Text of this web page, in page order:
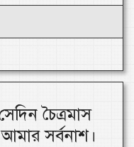
চৈত্রমাস
সর্বনাশ।